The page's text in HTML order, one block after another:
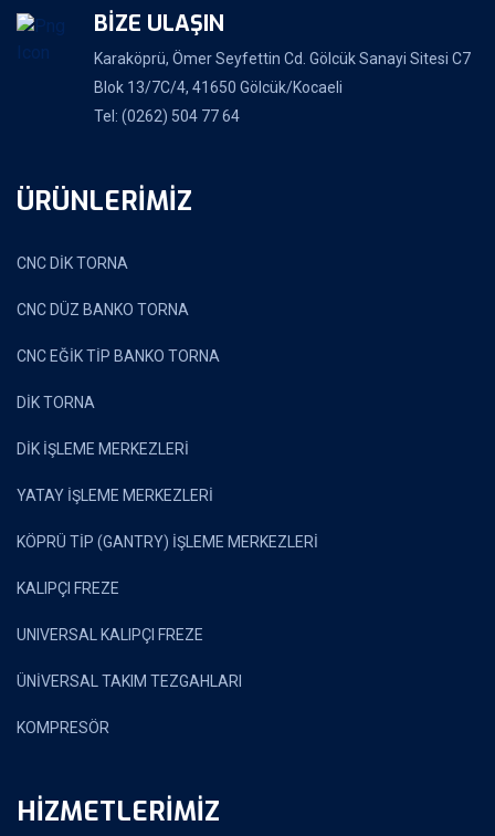
BİZE ULAŞIN
Karaköprü, Ömer Seyfettin Cd. Gölcük Sanayi Sitesi C7
Blok 13/7C/4, 41650 Gölcük/Kocaeli
Tel: (0262) 504 77 64
ÜRÜNLERİMİZ
CNC DİK TORNA
CNC DÜZ BANKO TORNA
CNC EĞİK TİP BANKO TORNA
DİK TORNA
DİK İŞLEME MERKEZLERİ
YATAY İŞLEME MERKEZLERİ
KÖPRÜ TİP (GANTRY) İŞLEME MERKEZLERİ
KALIPÇI FREZE
UNIVERSAL KALIPÇI FREZE
ÜNİVERSAL TAKIM TEZGAHLARI
KOMPRESÖR
HİZMETLERİMİZ